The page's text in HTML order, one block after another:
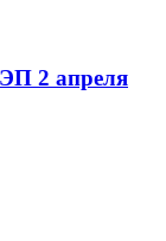
2 апреля